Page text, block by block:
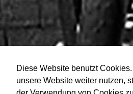
Diese Website benutzt
unsere Website weiter nutzen,